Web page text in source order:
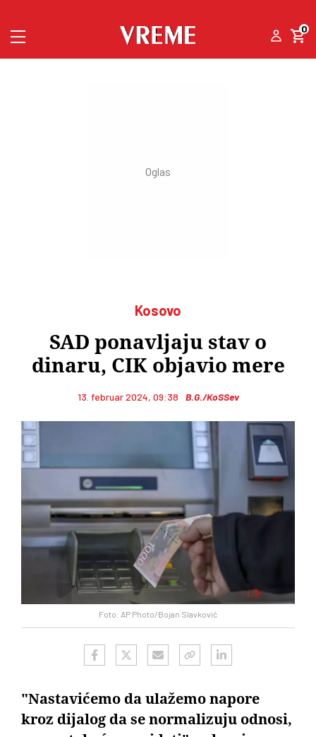
0
Kosovo
SAD ponavljaju stav o
dinaru, CIK objavio mere
13. februar 2024, 09:38 B.G./KoSSev
Foto: AP Photo/Bojan Slavković
"Nastavićemo da ulažemo napore
kroz dijalog da se normalizuju odnosi,